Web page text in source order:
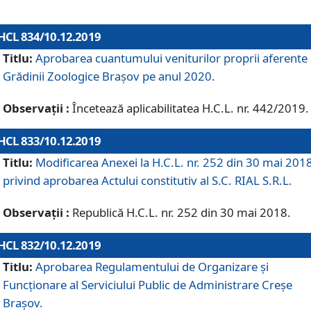
834/10.12.2019
Titlu: Aprobarea cuantumului veniturilor proprii aferente
Grădinii Zoologice Braşov pe anul 2020.
Observații : Încetează aplicabilitatea H.C.L. nr. 442/2019.
833/10.12.2019
Titlu: Modificarea Anexei la H.C.L. nr. 252 din 30 mai
privind aprobarea Actului constitutiv al S.C. RIAL S.R.L.
Observații : Republică H.C.L. nr. 252 din 30 mai 2018.
832/10.12.2019
Titlu: Aprobarea Regulamentului de Organizare și
Funcționare al Serviciului Public de Administrare Creșe
Brașov.